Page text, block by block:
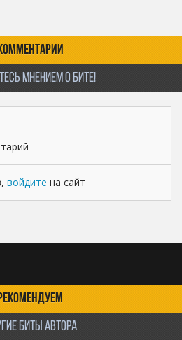
МНЕНИЕМ О БИТЕ!
войдите на сайт
БИТЫ АВТОРА